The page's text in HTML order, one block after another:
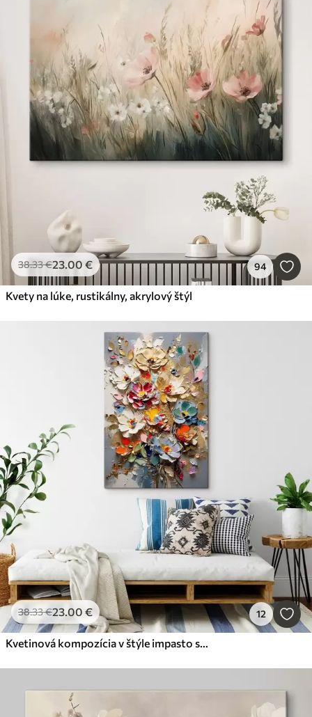
38.33€23.00 € 94
Kvety na lúke, rustikálny, akrylový štýl
38.33€23.00 € 12
Kvetinová kompozícia v štýle impasto s textúrovanými okvetnými lístkami